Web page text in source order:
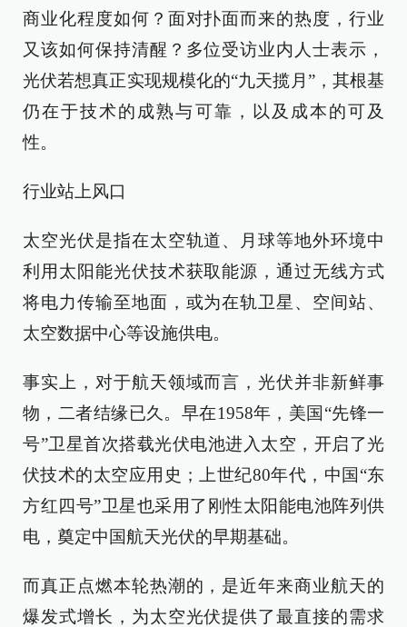
商业化程度如何？面对扑面而来的热度，行业
又该如何保持清醒？多位受访业内人士表示，
光伏若想真正实现规模化的“九天揽月”，其根基
仍在于技术的成熟与可靠，以及成本的可及
性。
行业站上风口
太空光伏是指在太空轨道、月球等地外环境中
利用太阳能光伏技术获取能源，通过无线方式
将电力传输至地面，或为在轨卫星、空间站、
太空数据中心等设施供电。
事实上，对于航天领域而言，光伏并非新鲜事
物，二者结缘已久。早在1958年，美国“先锋一
号”卫星首次搭载光伏电池进入太空，开启了光
伏技术的太空应用史；上世纪80年代，中国“东
方红四号”卫星也采用了刚性太阳能电池阵列供
电，奠定中国航天光伏的早期基础。
而真正点燃本轮热潮的，是近年来商业航天的
爆发式增长，为太空光伏提供了最直接的需求